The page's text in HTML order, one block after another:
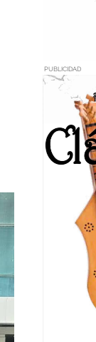
PUBLICIDAD